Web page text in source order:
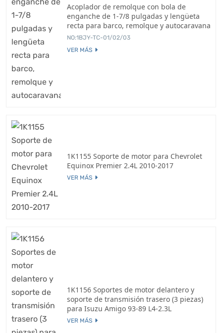
Acoplador de remolque con bola de
enganche de 1-7/8 pulgadas y lengüeta
recta para barco, remolque y autocaravana
NO:1BJY-TC-01/02/03
VER MÁS
1K1155 Soporte de motor para Chevrolet
Equinox Premier 2.4L 2010-2017
VER MÁS
1K1156 Soportes de motor delantero y
soporte de transmisión trasero (3 piezas)
para Isuzu Amigo 93-89 L4-2.3L
VER MÁS